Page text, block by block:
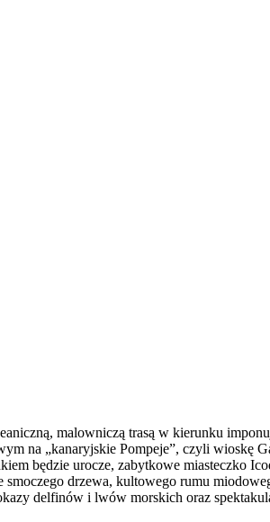
malowniczą trasą w kierunku
na „kanaryjskie Pompeje”, czyli wioskę
będzie urocze, zabytkowe miasteczko
smoczego drzewa, kultowego rumu
delfinów i lwów morskich oraz